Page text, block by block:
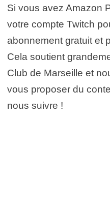
Si vous avez Amazon
votre compte Twitch
abonnement gratuit et
Cela soutient
Club de Marseille et
vous proposer du
nous suivre !